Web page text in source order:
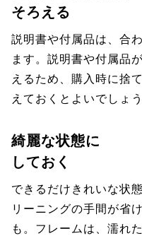
そろえる
説明書や付属品は、合
ます。説明書や付属品
えるため、購入時に捨
えておくとよいでしょう
綺麗な状態に
しておく
できるだけきれいな状
リーニングの手間が省
も。フレームは、濡れ